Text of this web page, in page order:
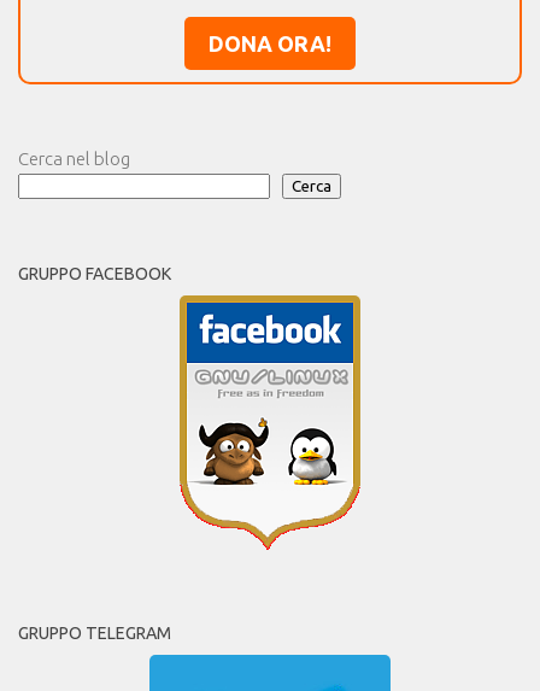
DONA ORA!
Cerca nel blog
Cerca
GRUPPO FACEBOOK
GRUPPO TELEGRAM